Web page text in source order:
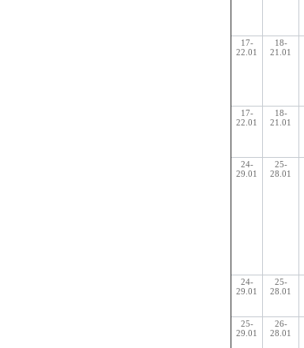
17-
22.01
18-
21.01
17-
22.01
18-
21.01
24-
29.01
25-
28.01
24-
29.01
25-
28.01
25-
29.01
26-
28.01